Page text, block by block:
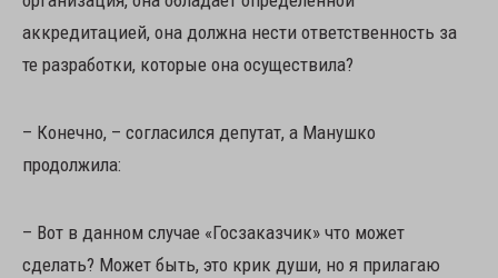
аккредитацией, она должна нести ответственность за
те разработки, которые она осуществила?
– Конечно, – согласился депутат, а Манушко
продолжила:
– Вот в данном случае «Госзаказчик» что может
сделать? Может быть, это крик души, но я прилагаю